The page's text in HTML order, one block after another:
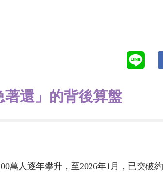
還」的背後算盤
萬人逐年攀升，至2026年1月，已突破約